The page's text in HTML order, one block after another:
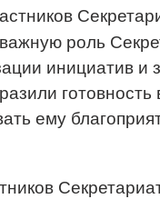
роль
инициатив и
ему